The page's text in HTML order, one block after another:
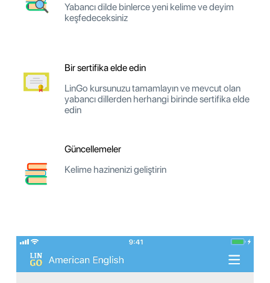
Yabancı dilde binlerce yeni kelime ve deyim
keşfedeceksiniz
Bir sertifika elde edin
LinGo kursunuzu tamamlayın ve mevcut olan
yabancı dillerden herhangi birinde sertifika elde
edin
Güncellemeler
Kelime hazinenizi geliştirin